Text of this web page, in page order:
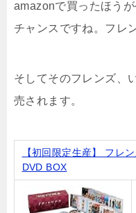
amazonで買ったほう
チャンスですね。フレ
そしてそのフレンズ、
売されます。
【初回限定生産】 フレ
DVD BOX